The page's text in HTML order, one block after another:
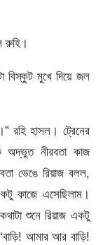
রুহি।
বিস্কুট মুখে দিয়ে জল
রহি হাসল। ট্রেনের
নীরবতা কাজ
ভেঙে রিয়াজ বলল,
কাজে এসেছিলাম।
শুনে রিয়াজ একটু
আমার আর বাড়ি!